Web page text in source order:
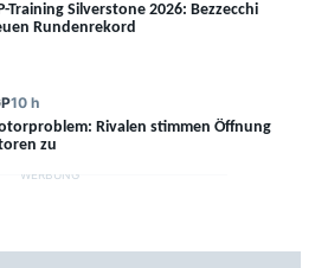
Training Silverstone 2026: Bezzecchi
Rundenrekord
10 h
Rivalen stimmen Öffnung
zu